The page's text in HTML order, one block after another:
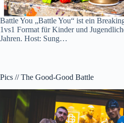
Battle You „Battle You“ ist ein
1vs1 Format für Kinder und
Jahren. Host: Sung…
Pics // The Good-Good Battle